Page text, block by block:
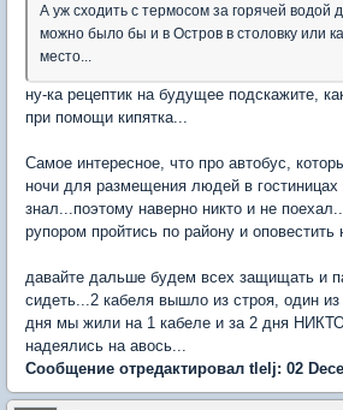
А уж сходить с термосом за горячей водой
можно было бы и в Остров в столовку или
место...
ну-ка рецептик на будущее подскажите,
при помощи кипятка...
Самое интересное, что про автобус,
ночи для размещения людей в гостиницах
знал...поэтому наверно никто и не
рупором пройтись по району и оповестить
давайте дальше будем всех защищать и
сидеть...2 кабеля вышло из строя, один
дня мы жили на 1 кабеле и за 2 дня НИКТО
надеялись на авось...
Сообщение отредактировал tlelj: 02